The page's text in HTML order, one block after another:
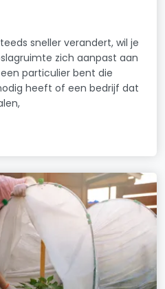
sneller verandert, wil je
zich aanpast aan
particulier bent die
heeft of een bedrijf dat